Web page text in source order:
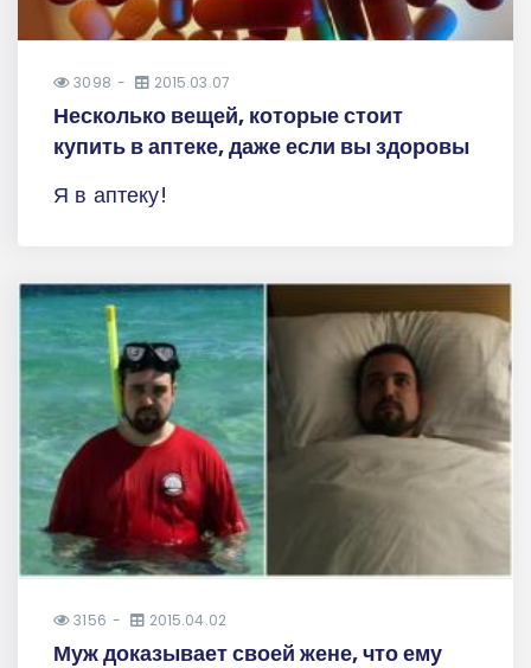
3098 2015.03.07
Несколько вещей, которые стоит
купить в аптеке, даже если вы здоровы
Я в аптеку!
3156 2015.04.02
Муж доказывает своей жене, что ему